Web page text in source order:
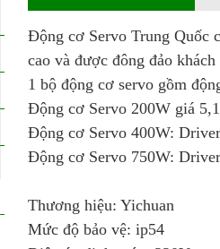
Động cơ Servo Trung Quốc
cao và được đông đảo
1 bộ động cơ servo gồm
Động cơ Servo 200W giá
Động cơ Servo 400W:
Động cơ Servo 750W:
Thương hiệu: Yichuan
Mức độ bảo vệ: ip54